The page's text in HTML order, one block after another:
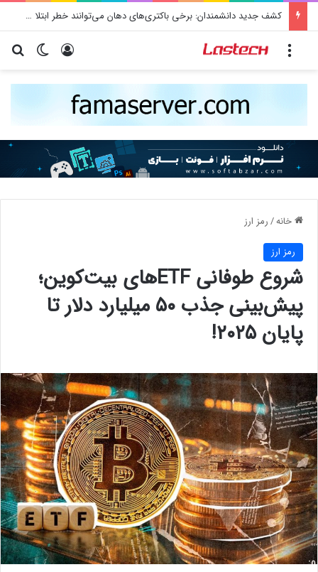
کشف جدید دانشمندان: برخی باکتری‌های دهان می‌توانند خطر ابتلا به آلزایمر را افزایش دهند
تغییر ورود
خانه/رمز ارز
رمز ارز
شروع طوفانی ETFهای بیت‌کوین؛
پیش‌بینی جذب ۵۰ میلیارد دلار تا
پایان ۲۰۲۵!